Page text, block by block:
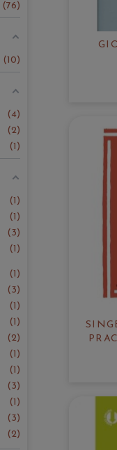
76
10
4
2
1
1
1
3
1
1
3
1
1
2
1
1
3
1
3
2